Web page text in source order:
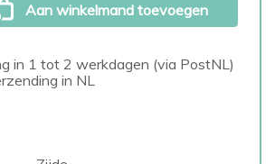
Aan winkelmand toevoegen
in 1 tot 2 werkdagen (via PostNL)
in NL